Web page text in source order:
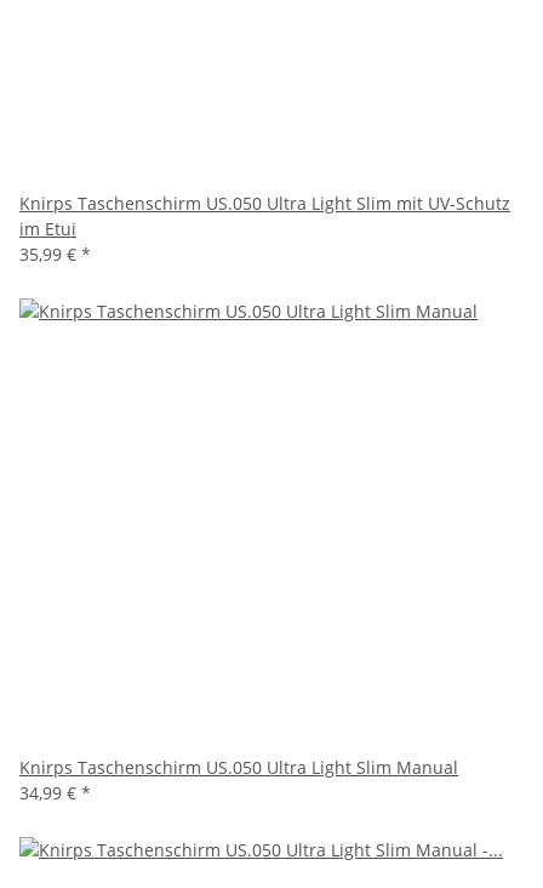
Knirps Taschenschirm US.050 Ultra Light Slim mit UV-Schutz
im Etui
35,99 € *
Knirps Taschenschirm US.050 Ultra Light Slim Manual
34,99 € *